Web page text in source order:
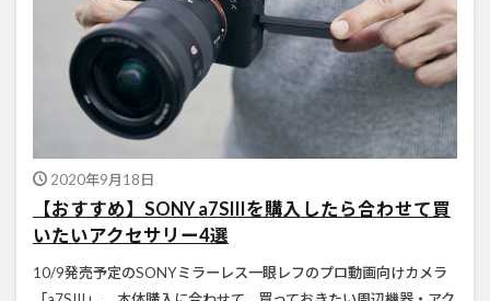
2020年9月18日
【おすすめ】SONY a7SIIIを購入したら合わせて買
いたいアクセサリー4選
10/9発売予定のSONYミラーレス一眼レフのプロ動画向けカメラ